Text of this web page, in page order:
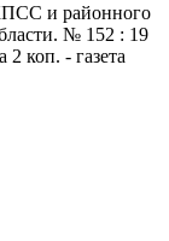
и районного
№ 152 : 19
коп. - газета